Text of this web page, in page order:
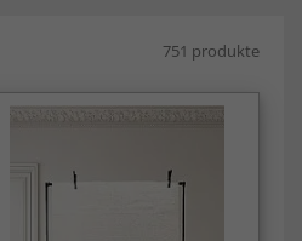
751 produkte